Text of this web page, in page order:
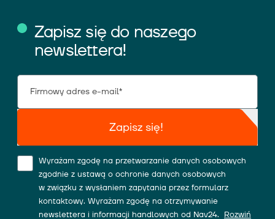
Zapisz się do naszego
newslettera!
Zapisz się!
Wyrażam zgodę na przetwarzanie danych osobowych
zgodnie z ustawą o ochronie danych osobowych
w związku z wysłaniem zapytania przez formularz
kontaktowy. Wyrażam zgodę na otrzymywanie
newslettera i informacji handlowych od Nav24.
Rozwiń